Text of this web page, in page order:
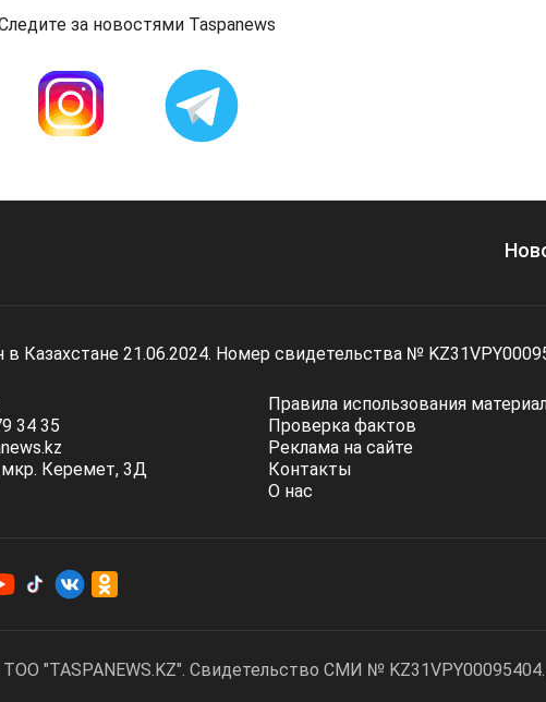
за новостями Taspanews
Казахстане 21.06.2024. Номер свидетельства №
34 35
Керемет, 3Д
Правила использования
Проверка фактов
Реклама на сайте
Контакты
О нас
"TASPANEWS.KZ". Cвидетельство СМИ №